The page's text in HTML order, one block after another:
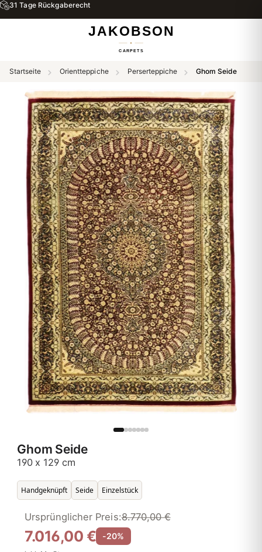
31 Tage Rückgaberecht
Startseite Orientteppiche Perserteppiche Ghom Seide
Ghom Seide
190 x 129 cm
Handgeknüpft Seide Einzelstück
7.016,00 €
Ursprünglicher Preis:8.770,00 €
-20%